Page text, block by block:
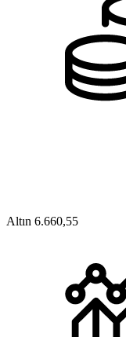
Altın 6.660,55